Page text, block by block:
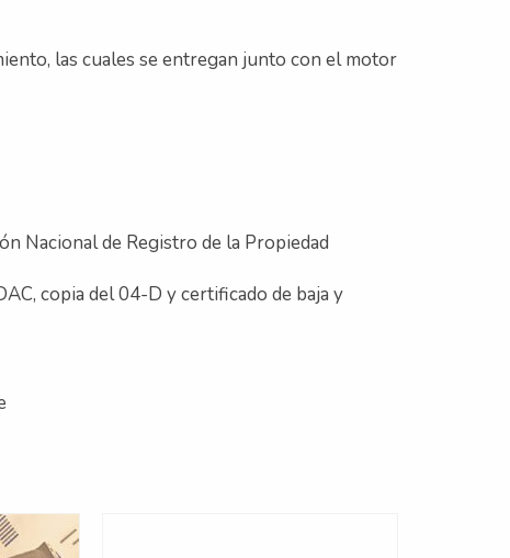
las cuales se entregan junto con el motor
Nacional de Registro de la Propiedad
copia del 04-D y certificado de baja y